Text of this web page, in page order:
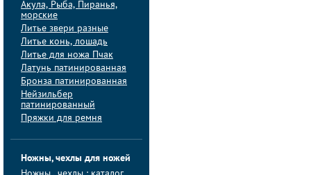
Акула, Рыба, Пиранья,
морские
Литье звери разные
Литье конь, лошадь
Литье для ножа Пчак
Латунь патинированная
Бронза патинированная
Нейзильбер
патинированный
Пряжки для ремня
Ножны, чехлы для ножей